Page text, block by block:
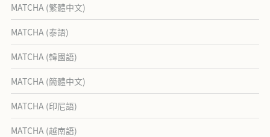
MATCHA (繁體中文)
MATCHA (泰語)
MATCHA (韓國語)
MATCHA (簡體中文)
MATCHA (印尼語)
MATCHA (越南語)